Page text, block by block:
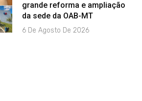
grande reforma e ampliação
da sede da OAB-MT
6 De Agosto De 2026